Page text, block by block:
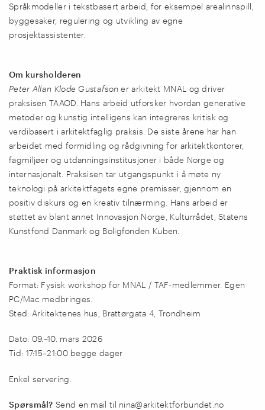
Språkmodeller i tekstbasert arbeid, for eksempel arealinnspill,
byggesaker, regulering og utvikling av egne
prosjektassistenter.
Om kursholderen
Peter Allan Klode Gustafson er arkitekt MNAL og driver
praksisen TAAOD. Hans arbeid utforsker hvordan generative
metoder og kunstig intelligens kan integreres kritisk og
verdibasert i arkitektfaglig praksis. De siste årene har han
arbeidet med formidling og rådgivning for arkitektkontorer,
fagmiljøer og utdanningsinstitusjoner i både Norge og
internasjonalt. Praksisen tar utgangspunkt i å møte ny
teknologi på arkitektfagets egne premisser, gjennom en
positiv diskurs og en kreativ tilnærming. Hans arbeid er
støttet av blant annet Innovasjon Norge, Kulturrådet, Statens
Kunstfond Danmark og Boligfonden Kuben.
Praktisk informasjon
Format: Fysisk workshop for MNAL / TAF-medlemmer. Egen
PC/Mac medbringes.
Sted: Arkitektenes hus, Brattørgata 4, Trondheim
Dato: 09.–10. mars 2026
Tid: 17:15–21:00 begge dager
Enkel servering.
Spørsmål? Send en mail til nina@arkitektforbundet.no